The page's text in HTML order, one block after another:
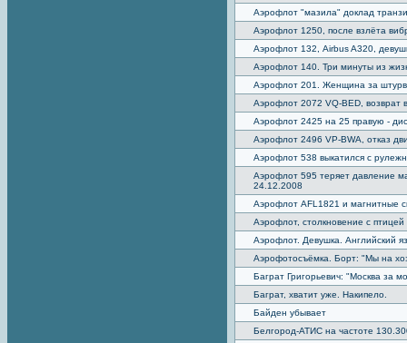
Аэрофлот "мазила" доклад
Аэрофлот 1250, после взлёта
Аэрофлот 132, Airbus A320,
Аэрофлот 140. Три минуты из
Аэрофлот 201. Женщина за
Аэрофлот 2072 VQ-BED, возврат
Аэрофлот 2425 на 25 правую -
Аэрофлот 2496 VP-BWA, отказ
Аэрофлот 538 выкатился с
Аэрофлот 595 теряет давление
24.12.2008
Аэрофлот AFL1821 и магнитные
Аэрофлот, столкновение с
Аэрофлот. Девушка. Английский
Аэрофотосъёмка. Борт: "Мы на
Баграт Григорьевич: "Москва за
Баграт, хватит уже. Накипело.
Байден убывает
Белгород-АТИС на частоте